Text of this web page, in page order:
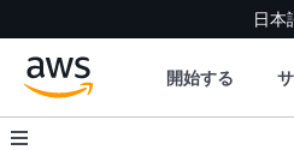
日本
開始する